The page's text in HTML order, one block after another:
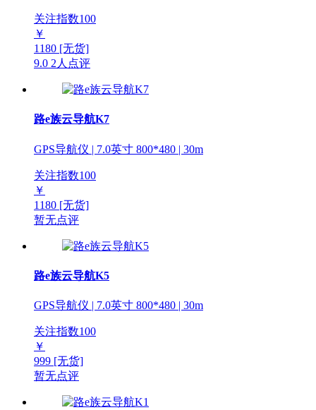
关注指数100
￥
1180 [无货]
9.0 2人点评
路e族云导航K7
GPS导航仪 | 7.0英寸 800*480 | 30m
关注指数100
￥
1180 [无货]
暂无点评
路e族云导航K5
GPS导航仪 | 7.0英寸 800*480 | 30m
关注指数100
￥
999 [无货]
暂无点评